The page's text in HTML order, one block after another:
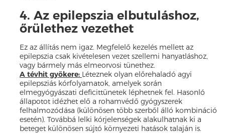
4. Az epilepszia elbutuláshoz,
őrülethez vezethet
Ez az állítás nem igaz. Megfelelő kezelés mellett az
epilepszia csak kivételesen vezet szellemi hanyatláshoz,
vagy bármely más elmeorvosi tünethez.
A tévhit gyökere: Léteznek olyan előrehaladó agyi
epilepsziás kórfolyamatok, amelyek során
elmegyógyászati deficittünetek léphetnek fel. Hasonló
állapotot idézhet elő a rohamvédő gyógyszerek
felhalmozódása (különösen több szerből álló kombináció
esetén). Továbbá lelki kórjelenségek alakulhatnak ki a
beteget különösen sújtó környezeti hatások talaján is.